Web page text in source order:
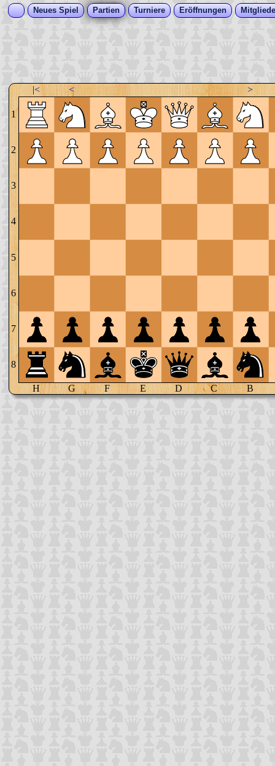
Neues Spiel Partien Turniere Eröffnungen
|< < >
1
2
3
4
5
6
7
8
H G F E D C B